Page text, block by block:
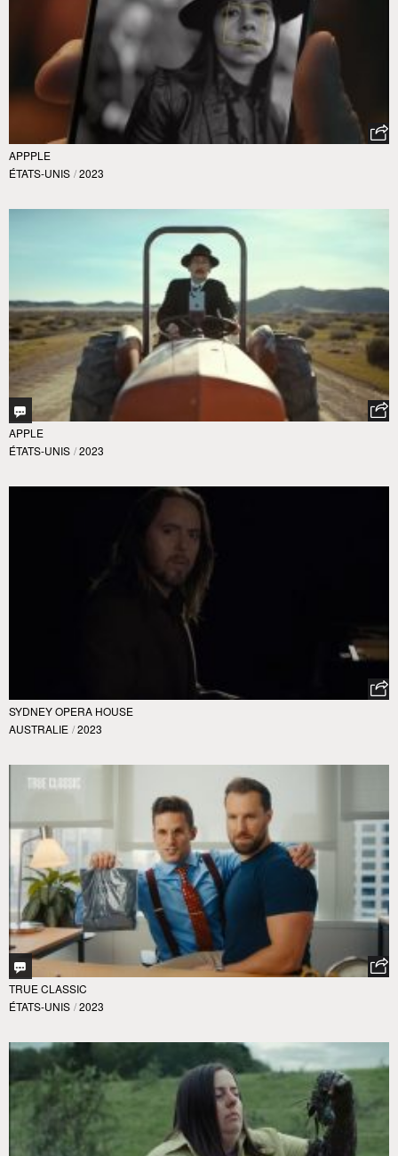
APPPLE
ÉTATS-UNIS / 2023
APPLE
ÉTATS-UNIS / 2023
SYDNEY OPERA HOUSE
AUSTRALIE / 2023
TRUE CLASSIC
ÉTATS-UNIS / 2023